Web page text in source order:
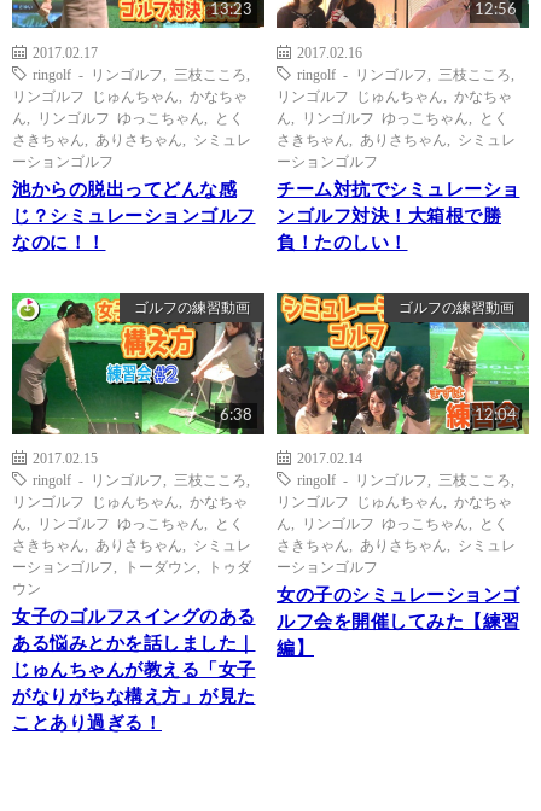
13:23
2017.02.17
ringolf - リンゴルフ
三枝こころ
リンゴルフ じゅんちゃん
かなちゃ
ん
リンゴルフ ゆっこちゃん
とく
さきちゃん
ありさちゃん
シミュレ
ーションゴルフ
池からの脱出ってどんな感
じ？シミュレーションゴルフ
なのに！！
12:56
2017.02.16
ringolf - リンゴルフ
三枝こころ
リンゴルフ じゅんちゃん
かなちゃ
ん
リンゴルフ ゆっこちゃん
とく
さきちゃん
ありさちゃん
シミュレ
ーションゴルフ
チーム対抗でシミュレーショ
ンゴルフ対決！大箱根で勝
負！たのしい！
ゴルフの練習動画
6:38
2017.02.15
ringolf - リンゴルフ
三枝こころ
リンゴルフ じゅんちゃん
かなちゃ
ん
リンゴルフ ゆっこちゃん
とく
さきちゃん
ありさちゃん
シミュレ
ーションゴルフ
トーダウン
トゥダ
ウン
女子のゴルフスイングのある
ある悩みとかを話しました｜
じゅんちゃんが教える「女子
がなりがちな構え方」が見た
ことあり過ぎる！
ゴルフの練習動画
12:04
2017.02.14
ringolf - リンゴルフ
三枝こころ
リンゴルフ じゅんちゃん
かなちゃ
ん
リンゴルフ ゆっこちゃん
とく
さきちゃん
ありさちゃん
シミュレ
ーションゴルフ
女の子のシミュレーションゴ
ルフ会を開催してみた【練習
編】